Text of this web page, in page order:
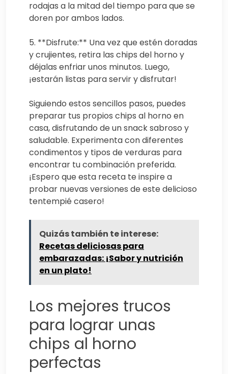
rodajas a la mitad del tiempo para que se
doren por ambos lados.
5. **Disfrute:** Una vez que estén doradas
y crujientes, retira las chips del horno y
déjalas enfriar unos minutos. Luego,
¡estarán listas para servir y disfrutar!
Siguiendo estos sencillos pasos, puedes
preparar tus propios chips al horno en
casa, disfrutando de un snack sabroso y
saludable. Experimenta con diferentes
condimentos y tipos de verduras para
encontrar tu combinación preferida.
¡Espero que esta receta te inspire a
probar nuevas versiones de este delicioso
tentempié casero!
Quizás también te interese:
Recetas deliciosas para
embarazadas: ¡Sabor y nutrición
en un plato!
Los mejores trucos
para lograr unas
chips al horno
perfectas